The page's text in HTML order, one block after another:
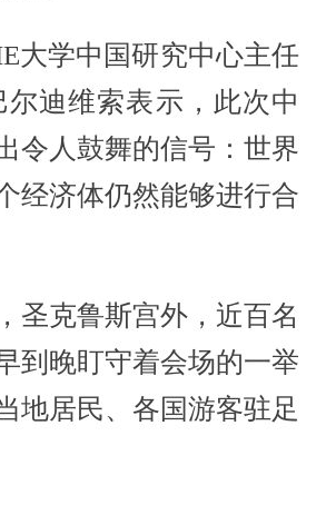
学中国研究中心主任
尔迪维索表示，此次中
令人鼓舞的信号：世界
经济体仍然能够进行合
克鲁斯宫外，近百名
到晚盯守着会场的一举
地居民、各国游客驻足